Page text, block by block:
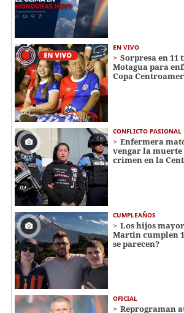
EN VIVO
Sorpresa en
Motagua para
Copa
CONFLICTO PASIONAL
Enfermera
vengar la muerte
crimen en la
CUMPLEAÑOS
Los hijos
Martin cumplen
se parecen?
OFICIAL
Reprograman